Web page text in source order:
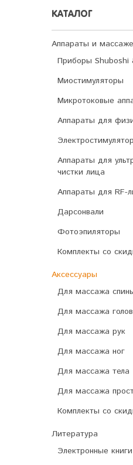
КАТАЛОГ
Аппараты и
Приборы Shuboshi
Миостимуляторы
Микротоковые
Аппараты для
Аппараты для
чистки лица
Аппараты для RF-
Дарсонвали
Фотоэпиляторы
Комплекты со
Аксессуары
Для массажа
Для массажа
Для массажа рук
Для массажа ног
Для массажа тела
Для массажа
Комплекты со
Литература
Электронные книги